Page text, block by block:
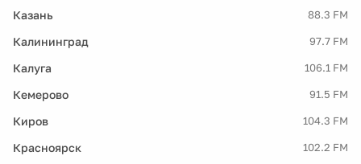
Казань 88.3 FM
Калининград 97.7 FM
Калуга 106.1 FM
Кемерово 91.5 FM
Киров 104.3 FM
Красноярск 102.2 FM